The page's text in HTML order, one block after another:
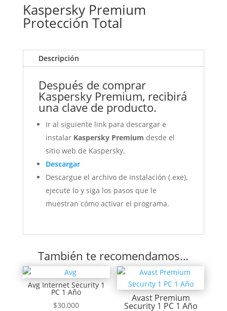
Kaspersky Premium
Protección Total
Descripción
Después de comprar
Kaspersky Premium, recibirá
una clave de producto.
Ir al siguiente link para descargar e
instalar Kaspersky Premium desde el
sitio web de Kaspersky.
Descargar
Descargue el archivo de instalación (.exe),
ejecute lo y siga los pasos que le
muestran cómo activar el programa.
También te recomendamos…
Avg Internet Security 1
PC 1 Año
$30,000
Avast Premium
Security 1 PC 1 Año